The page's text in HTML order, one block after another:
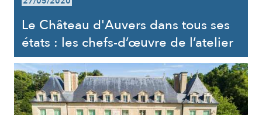
Le Château d'Auvers dans tous ses
états : les chefs-d’œuvre de l’atelier